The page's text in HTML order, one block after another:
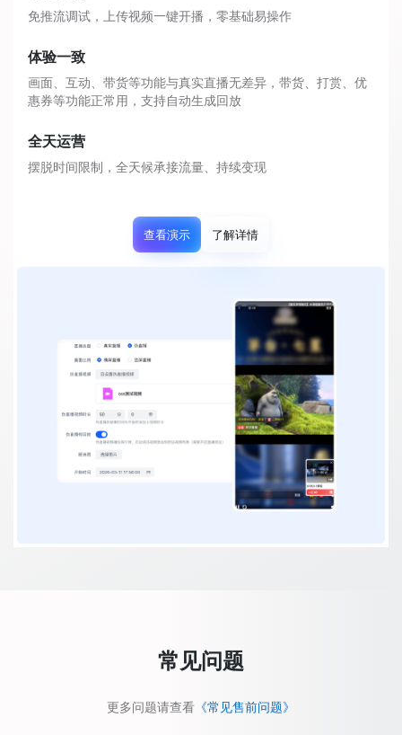
免推流调试，上传视频一键开播，零基础易操作
体验一致
画面、互动、带货等功能与真实直播无差异，带货、打赏、优
惠券等功能正常用，支持自动生成回放
全天运营
摆脱时间限制，全天候承接流量、持续变现
查看演示 了解详情
常见问题
更多问题请查看 《常见售前问题》